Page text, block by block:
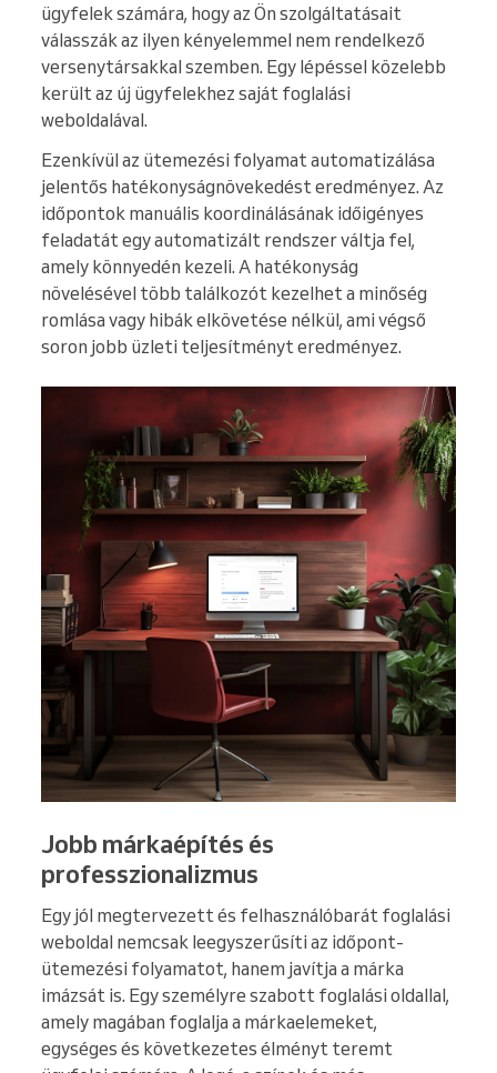
ügyfelek számára, hogy az Ön szolgáltatásait
válasszák az ilyen kényelemmel nem rendelkező
versenytársakkal szemben. Egy lépéssel közelebb
került az új ügyfelekhez saját foglalási
weboldalával.
Ezenkívül az ütemezési folyamat automatizálása
jelentős hatékonyságnövekedést eredményez. Az
időpontok manuális koordinálásának időigényes
feladatát egy automatizált rendszer váltja fel,
amely könnyedén kezeli. A hatékonyság
növelésével több találkozót kezelhet a minőség
romlása vagy hibák elkövetése nélkül, ami végső
soron jobb üzleti teljesítményt eredményez.
Jobb márkaépítés és
professzionalizmus
Egy jól megtervezett és felhasználóbarát foglalási
weboldal nemcsak leegyszerűsíti az időpont-
ütemezési folyamatot, hanem javítja a márka
imázsát is. Egy személyre szabott foglalási oldallal,
amely magában foglalja a márkaelemeket,
egységes és következetes élményt teremt